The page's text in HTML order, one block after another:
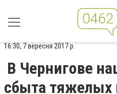
16:30, 7 вересня 2017 р.
В Чернигове
сбыта тяжелых